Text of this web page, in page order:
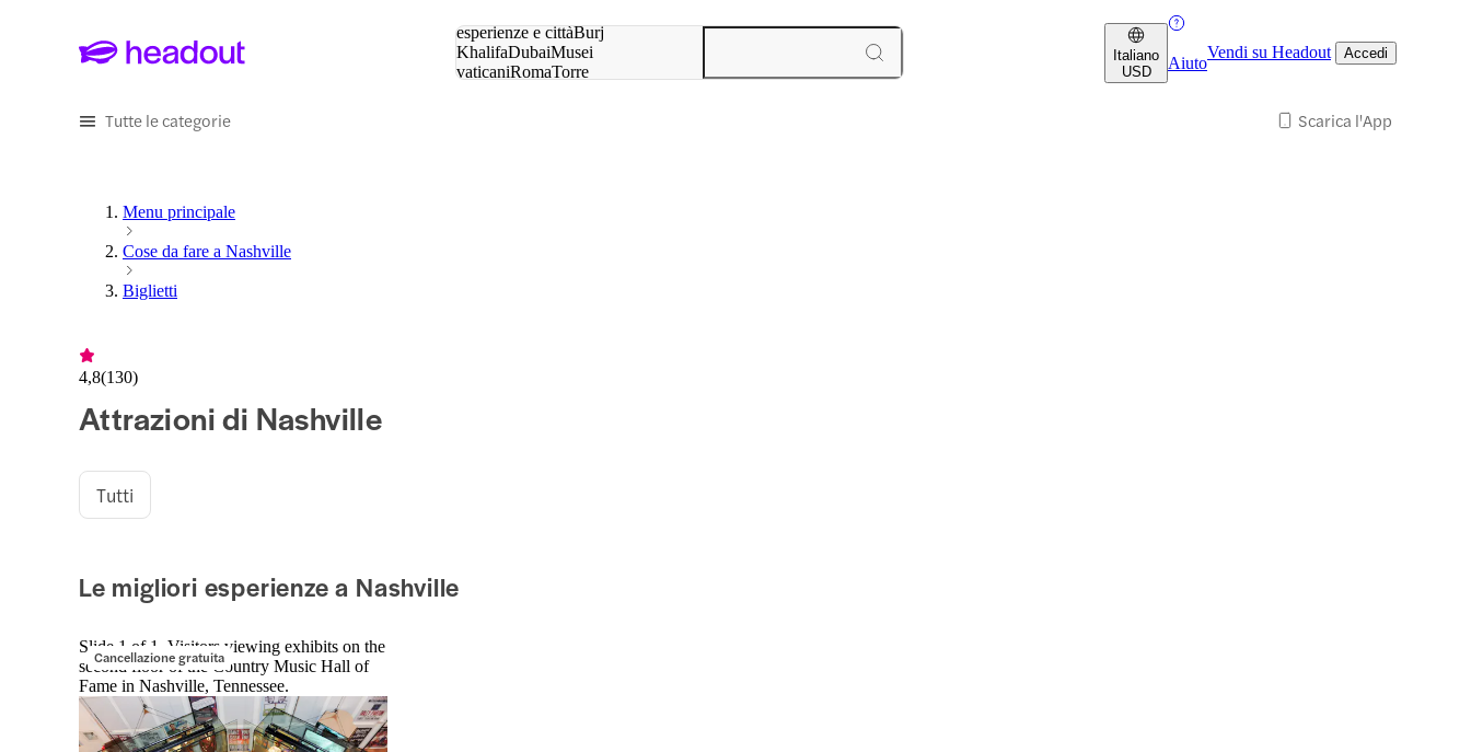
esperienze e cittàBurj
KhalifaDubaiMusei
vaticaniRomaTorre
Italiano
USD
Aiuto
Vendi su Headout Accedi
Tutte le categorie Scarica l'App
Menu principale
Cose da fare a Nashville
Biglietti
4,8(130)
Attrazioni di Nashville
Tutti
Le migliori esperienze a Nashville
Cancellazione gratuita
Slide 1 of 1, Visitors viewing exhibits on the
second floor of the Country Music Hall of
Fame in Nashville, Tennessee.